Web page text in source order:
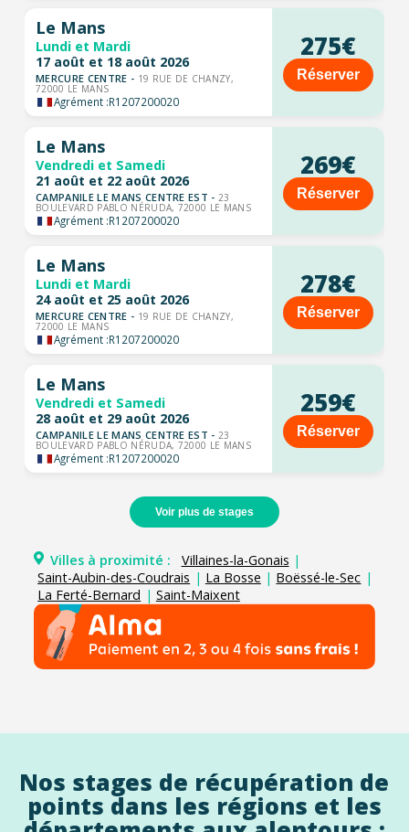
Le Mans
Lundi et Mardi
17 août et 18 août 2026
MERCURE CENTRE - 19 RUE DE CHANZY,
72000 LE MANS
Agrément :R1207200020
275€
Réserver
Le Mans
Vendredi et Samedi
21 août et 22 août 2026
CAMPANILE LE MANS CENTRE EST -23
BOULEVARD PABLO NÉRUDA, 72000 LE MANS
Agrément :R1207200020
269€
Réserver
Le Mans
Lundi et Mardi
24 août et 25 août 2026
MERCURE CENTRE - 19 RUE DE CHANZY,
72000 LE MANS
Agrément :R1207200020
278€
Réserver
Le Mans
Vendredi et Samedi
28 août et 29 août 2026
CAMPANILE LE MANS CENTRE EST -23
BOULEVARD PABLO NÉRUDA, 72000 LE MANS
Agrément :R1207200020
259€
Réserver
Voir plus de stages
Villes à proximité : Villaines-la-Gonais |
Saint-Aubin-des-Coudrais | La Bosse | Boëssé-le-Sec |
La Ferté-Bernard | Saint-Maixent
Nos stages de récupération de
points dans les régions et les